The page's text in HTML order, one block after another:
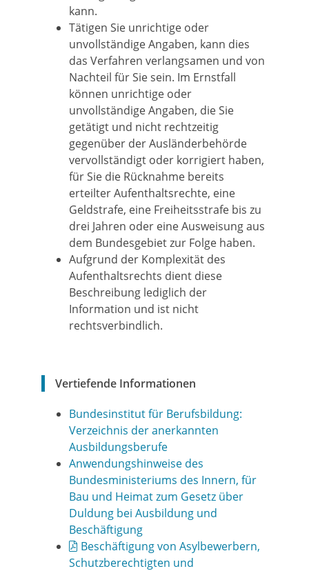
kann.
Tätigen Sie unrichtige oder
unvollständige Angaben, kann dies
das Verfahren verlangsamen und von
Nachteil für Sie sein. Im Ernstfall
können unrichtige oder
unvollständige Angaben, die Sie
getätigt und nicht rechtzeitig
gegenüber der Ausländerbehörde
vervollständigt oder korrigiert haben,
für Sie die Rücknahme bereits
erteilter Aufenthaltsrechte, eine
Geldstrafe, eine Freiheitsstrafe bis zu
drei Jahren oder eine Ausweisung aus
dem Bundesgebiet zur Folge haben.
Aufgrund der Komplexität des
Aufenthaltsrechts dient diese
Beschreibung lediglich der
Information und ist nicht
rechtsverbindlich.
Vertiefende Informationen
Bundesinstitut für Berufsbildung:
Verzeichnis der anerkannten
Ausbildungsberufe
Anwendungshinweise des
Bundesministeriums des Innern, für
Bau und Heimat zum Gesetz über
Duldung bei Ausbildung und
Beschäftigung
Beschäftigung von Asylbewerbern,
Schutzberechtigten und